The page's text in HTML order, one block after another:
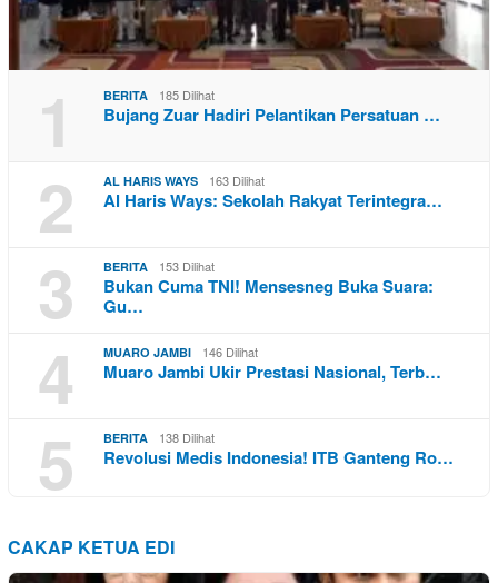
1 BERITA 185 Dilihat
Bujang Zuar Hadiri Pelantikan Persatuan …
2 AL HARIS WAYS 163 Dilihat
Al Haris Ways: Sekolah Rakyat Terintegra…
3 BERITA 153 Dilihat
Bukan Cuma TNI! Mensesneg Buka Suara:
Gu…
4 MUARO JAMBI 146 Dilihat
Muaro Jambi Ukir Prestasi Nasional, Terb…
5 BERITA 138 Dilihat
Revolusi Medis Indonesia! ITB Ganteng Ro…
CAKAP KETUA EDI